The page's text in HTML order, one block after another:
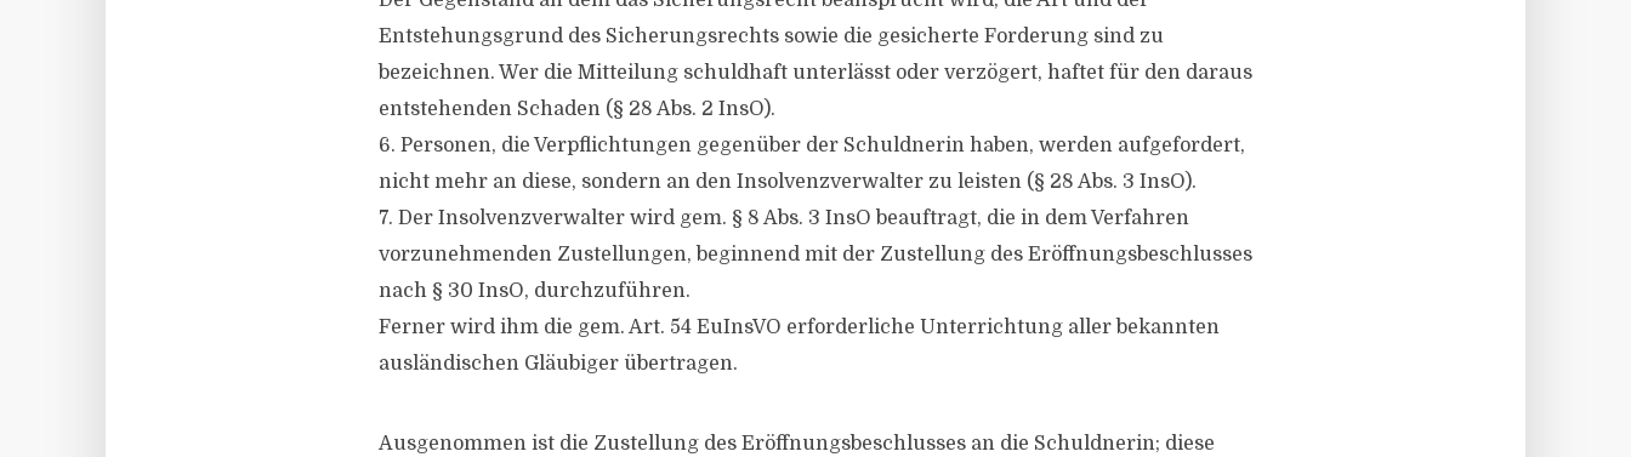
Entstehungsgrund des Sicherungsrechts sowie die gesicherte Forderung sind zu
bezeichnen. Wer die Mitteilung schuldhaft unterlässt oder verzögert, haftet für den daraus
entstehenden Schaden (§ 28 Abs. 2 InsO).
6. Personen, die Verpflichtungen gegenüber der Schuldnerin haben, werden aufgefordert,
nicht mehr an diese, sondern an den Insolvenzverwalter zu leisten (§ 28 Abs. 3 InsO).
7. Der Insolvenzverwalter wird gem. § 8 Abs. 3 InsO beauftragt, die in dem Verfahren
vorzunehmenden Zustellungen, beginnend mit der Zustellung des Eröffnungsbeschlusses
nach § 30 InsO, durchzuführen.
Ferner wird ihm die gem. Art. 54 EuInsVO erforderliche Unterrichtung aller bekannten
ausländischen Gläubiger übertragen.
Ausgenommen ist die Zustellung des Eröffnungsbeschlusses an die Schuldnerin; diese